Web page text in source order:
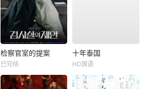
检察官室的提案
已完结
十年泰国
HD国语